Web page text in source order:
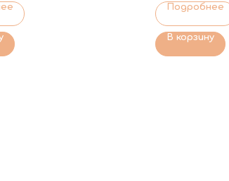
Подробнее
В корзину